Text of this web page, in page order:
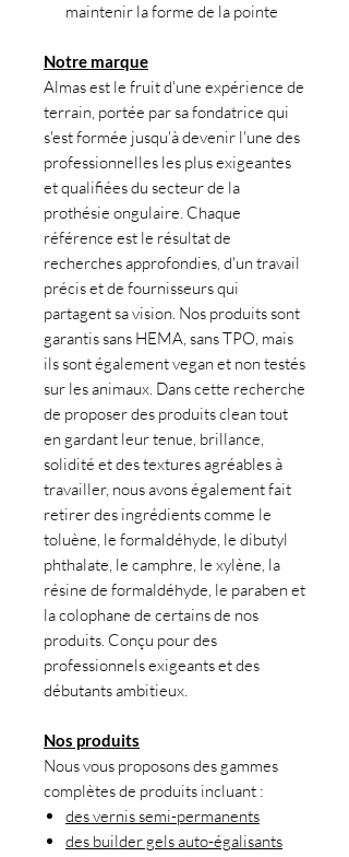
maintenir la forme de la pointe
Notre marque
Almas est le fruit d'une expérience de
terrain, portée par sa fondatrice qui
s'est formée jusqu'à devenir l'une des
professionnelles les plus exigeantes
et qualifiées du secteur de la
prothésie ongulaire. Chaque
référence est le résultat de
recherches approfondies, d'un travail
précis et de fournisseurs qui
partagent sa vision. Nos produits sont
garantis sans HEMA, sans TPO, mais
ils sont également vegan et non testés
sur les animaux. Dans cette recherche
de proposer des produits clean tout
en gardant leur tenue, brillance,
solidité et des textures agréables à
travailler, nous avons également fait
retirer des ingrédients comme le
toluène, le formaldéhyde, le dibutyl
phthalate, le camphre, le xylène, la
résine de formaldéhyde, le paraben et
la colophane de certains de nos
produits. Conçu pour des
professionnels exigeants et des
débutants ambitieux.
Nos produits
Nous vous proposons des gammes
complètes de produits incluant :
des vernis semi-permanents
des builder gels auto-égalisants